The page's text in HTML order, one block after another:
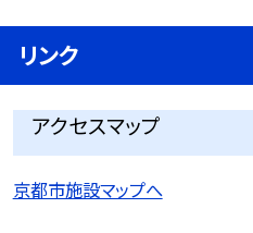
リンク
アクセスマップ
京都市施設マップへ